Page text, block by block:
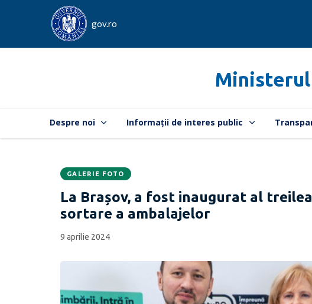
gov.ro
Despre noi Informații de interes public
CATEGORIA:
GALERIE FOTO
La Brașov, a fost inaugurat al
sortare a ambalajelor
Data
publicării:
9 aprilie 2024